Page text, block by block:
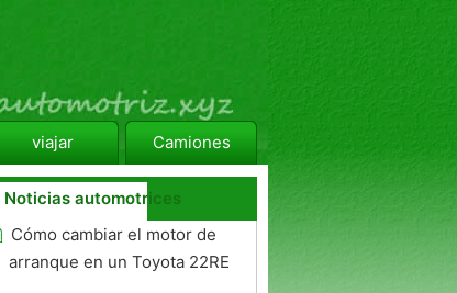
viajar Camiones
Noticias automotrices
Cómo cambiar el motor de
arranque en un Toyota 22RE